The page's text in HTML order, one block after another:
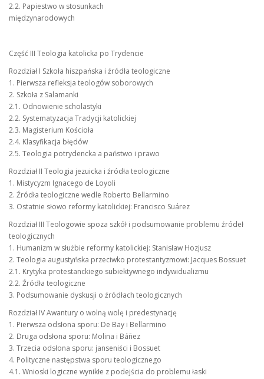
2.2. Papiestwo w stosunkach
międzynarodowych
Część III Teologia katolicka po Trydencie
Rozdział I Szkoła hiszpańska i źródła teologiczne
1. Pierwsza refleksja teologów soborowych
2. Szkoła z Salamanki
2.1. Odnowienie scholastyki
2.2. Systematyzacja Tradycji katolickiej
2.3. Magisterium Kościoła
2.4. Klasyfikacja błędów
2.5. Teologia potrydencka a państwo i prawo
Rozdział II Teologia jezuicka i źródła teologiczne
1. Mistycyzm Ignacego de Loyoli
2. Źródła teologiczne wedle Roberto Bellarmino
3. Ostatnie słowo reformy katolickiej: Francisco Suárez
Rozdział III Teologowie spoza szkół i podsumowanie problemu źródeł
teologicznych
1. Humanizm w służbie reformy katolickiej: Stanisław Hozjusz
2. Teologia augustyńska przeciwko protestantyzmowi: Jacques Bossuet
2.1. Krytyka protestanckiego subiektywnego indywidualizmu
2.2. Źródła teologiczne
3. Podsumowanie dyskusji o źródłach teologicznych
Rozdział IV Awantury o wolną wolę i predestynację
1. Pierwsza odsłona sporu: De Bay i Bellarmino
2. Druga odsłona sporu: Molina i Báñez
3. Trzecia odsłona sporu: janseniści i Bossuet
4. Polityczne następstwa sporu teologicznego
4.1. Wnioski logiczne wynikłe z podejścia do problemu łaski